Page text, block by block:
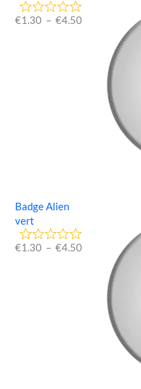
€1.30 – €4.50
Badge Alien
vert
€1.30 – €4.50